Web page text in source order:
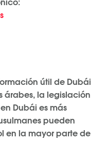
útil de Dubái
árabes, la legislación
Dubái es más
pueden
en la mayor parte de